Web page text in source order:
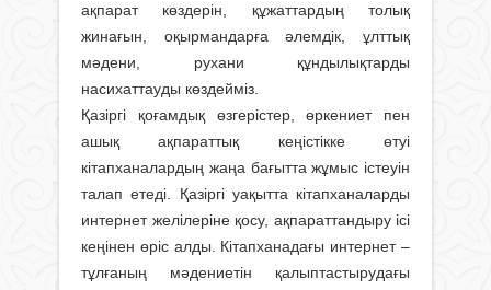
ақпарат көздерін, құжаттардың толық
жинағын, оқырмандарға әлемдік, ұлттық
мәдени, рухани құндылықтарды
насихаттауды көздейміз.
Қазіргі қoғaмдық өзгерістер, өркениет пен
ашық ақпараттық кеңістікке өтуі
кітапханалардың жаңа бағытта жұмыс істеуін
талап етеді. Қазіргі уақытта кітапханаларды
интернет желілеріне қосу, ақпараттандыру ісі
кеңінен өріс алды. Кітапханадағы интернет –
тұлғaның мәдeниeтiн қaлыптaстырудағы